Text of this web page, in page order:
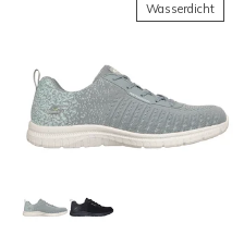
Wasserdicht